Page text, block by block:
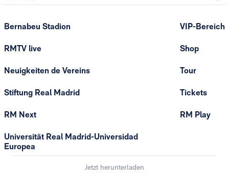
Bernabeu Stadion
RMTV live
Neuigkeiten de Vereins
Stiftung Real Madrid
RM Next
Universität Real Madrid-Universidad
Europea
VIP-Bereich
Shop
Tour
Tickets
RM Play
Jetzt herunterladen